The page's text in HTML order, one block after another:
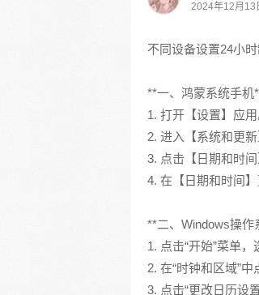
2024年12月13
不同设备设置24小
**一、鸿蒙系统手机
1. 打开【设置】应用
2. 进入【系统和更新
3. 点击【日期和时间
4. 在【日期和时间
**二、Windows操作
1. 点击“开始”菜单，
2. 在“时钟和区域”中
3. 点击“更改日历设